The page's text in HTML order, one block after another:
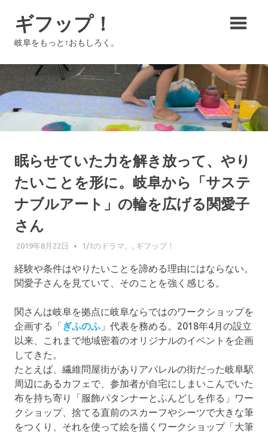
ツ
へ
ス
ギフップ！
岐阜をもっと↑おもしろく。
眠らせていた力を解き放って、やり
たいことを形に。岐阜から「サステ
ナブルアート」の輪を広げる関愛子
さん
2019年8月22日 GIFUPP
1/1のドラマ。 , ギフップ！
経験や条件はやりたいことを諦める理由にはならない。
関愛子さんを見ていて、そのことを強く感じる。
関さんは岐阜を拠点に岐阜ならではのワークショップを
企画する「ぎふのふ 」代表を務める。2018年4月の設立
以来、これまで地域密着のオリジナルのイベントを企画
してきた。
たとえば、繊維問屋街がありアパレルの街だった岐阜駅
周辺にあるカフェで、参加者が自宅にしまいこんでいた
布を持ち寄り「服飾パタンナーとふんどしを作る」ワー
クショップ、捨てる直前のスカーフやシーツで大きな筆
をつくり、それを使って絵を描くワークショップ「大筆